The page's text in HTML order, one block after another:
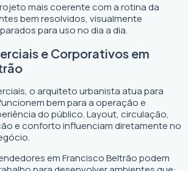
mais coerente com a rotina da
bem resolvidos, visualmente
para uso no dia a dia.
e Corporativos em
o arquiteto urbanista atua para
bem para a operação e
do público. Layout, circulação,
e conforto influenciam diretamente no
em Francisco Beltrão podem